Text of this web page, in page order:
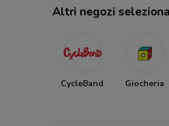
Altri negozi
CycleBand Giocheria